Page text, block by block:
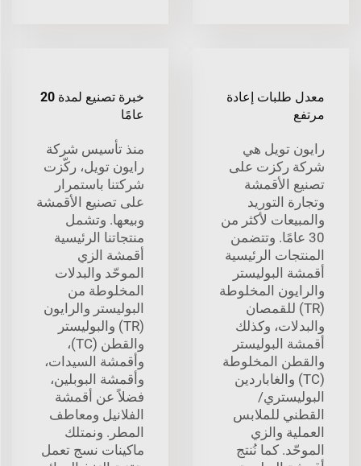
معدل طلبات إعادة
مرتفع
رايون تويل هي
شركة ركزت على
تصنيع الأقمشة
وتجارة التوريد
والمبيعات لأكثر من
30 عامًا. وتتضمن
المنتجات الرئيسية
أقمشة البوليستر
والرايون المخلوطة
(TR) للقمصان
والبدلات، وكذلك
أقمشة البوليستر
والقطن المخلوطة
(TC) والغاباردين
البوليستري/
القطني للملابس
العملية والزي
الموحّد. كما نُنتج
خبرة تصنيع لمدة 20
عامًا
منذ تأسيس شركة
رايون تويل، ركّزت
شركتنا باستمرار
على تصنيع الأقمشة
وبيعها. وتشمل
منتجاتنا الرئيسية
أقمشة الزي
الموحّد والبدلات
المخلوطة من
البوليستر والرايون
(TR) والبوليستر
والقطن (TC)،
وأقمشة السيدات،
وأقمشة البوبلين،
فضلاً عن أقمشة
الفلانيل ومعاطف
المطر. ونمتلك
ماكينات نسج تعمل